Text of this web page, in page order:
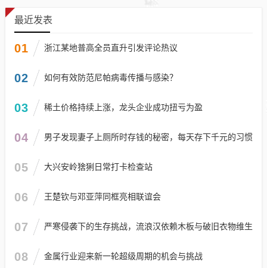
最近发表
01 浙江某地普高全员直升引发评论热议
02 如何有效防范尼帕病毒传播与感染？
03 稀土价格持续上涨，龙头企业成功扭亏为盈
04 男子发现妻子上厕所时存钱的秘密，每天存下千元的习惯
05 大兴安岭猞猁日常打卡检查站
06 王楚钦与邓亚萍同框亮相联谊会
07 严寒侵袭下的生存挑战，流浪汉依赖木板与破旧衣物维生
08 金属行业迎来新一轮超级周期的机会与挑战